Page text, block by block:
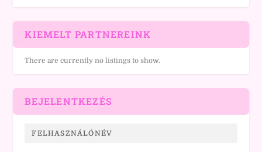
KIEMELT PARTNEREINK
There are currently no listings to show.
BEJELENTKEZÉS